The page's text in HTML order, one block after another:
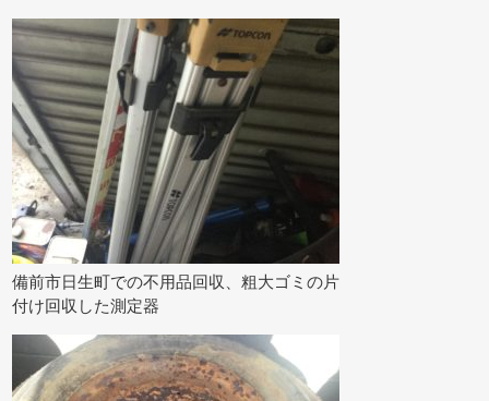
備前市日生町での不用品回収、粗大ゴミの片
付け回収した測定器